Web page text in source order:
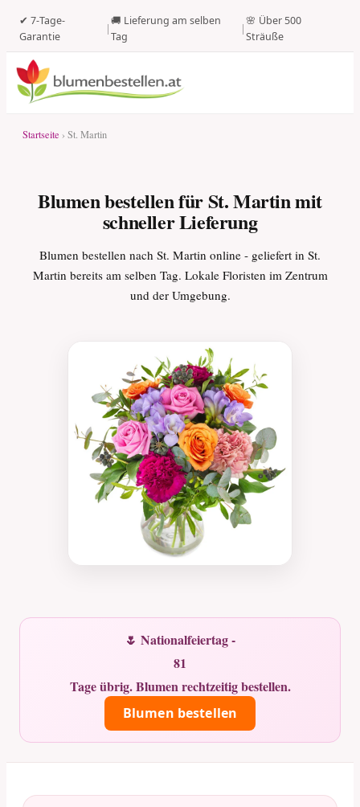
✔ 7-Tage-
Garantie
|
🚚 Lieferung am selben
Tag
|
🌸 Über 500
Sträuße
Startseite › St. Martin
Blumen bestellen für St. Martin mit
schneller Lieferung
Blumen bestellen nach St. Martin online - geliefert in St.
Martin bereits am selben Tag. Lokale Floristen im Zentrum
und der Umgebung.
🌷 Nationalfeiertag -
81
Tage übrig. Blumen rechtzeitig bestellen.
Blumen bestellen